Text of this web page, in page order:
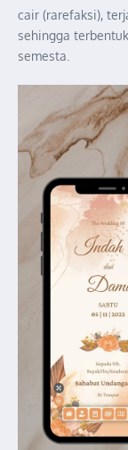
cair (rarefaksi),
sehingga
semesta.